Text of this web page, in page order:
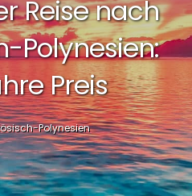
Reise nach
Polynesien:
Preis
Polynesien